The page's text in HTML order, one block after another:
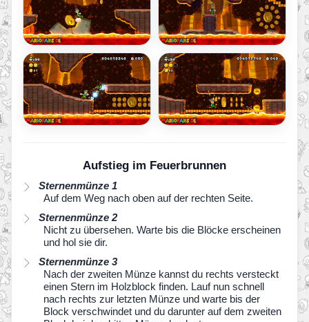
Aufstieg im Feuerbrunnen
Sternenmünze 1
Auf dem Weg nach oben auf der rechten Seite.
Sternenmünze 2
Nicht zu übersehen. Warte bis die Blöcke erscheinen
und hol sie dir.
Sternenmünze 3
Nach der zweiten Münze kannst du rechts versteckt
einen Stern im Holzblock finden. Lauf nun schnell
nach rechts zur letzten Münze und warte bis der
Block verschwindet und du darunter auf dem zweiten